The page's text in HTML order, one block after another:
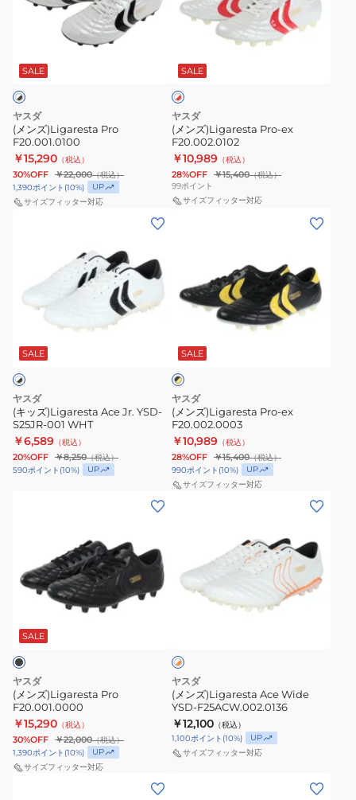
F20.001.0100
SALE
ヤスダ
(メンズ)Ligaresta Pro
F20.001.0100
￥15,290 （税込）
30%OFF ￥22,000（税込）
1,390ポイント (10%)
UP
サイズフィッター対応
ex
F20.002.0102
SALE
ホ
ッ
ド
ヤスダ
(メンズ)Ligaresta Pro-ex
F20.002.0102
￥10,989 （税込）
28%OFF ￥15,400（税込）
99ポイント
サイズフィッター対応
ズ)Ligaresta
Jr.
YSD-
001
WHT
SALE
ヤスダ
(キッズ)Ligaresta Ace Jr. YSD-
S25JR-001 WHT
￥6,589 （税込）
20%OFF ￥8,250（税込）
590ポイント (10%) UP
ex
F20.002.0003
SALE
ブ
エ
ロ
ー
ヤスダ
(メンズ)Ligaresta Pro-ex
F20.002.0003
￥10,989 （税込）
28%OFF ￥15,400（税込）
990ポイント (10%)
UP
サイズフィッター対応
F20.001.0000
SALE
ヤスダ
(メンズ)Ligaresta Pro
F20.001.0000
￥15,290 （税込）
30%OFF ￥22,000（税込）
1,390ポイント (10%)
UP
サイズフィッター対応
Wide
YSD-
F25ACW.002.0136
ホ
レ
ン
ジ
ヤスダ
(メンズ)Ligaresta Ace Wide
YSD-F25ACW.002.0136
￥12,100 （税込）
1,100ポイント (10%)
UP
サイズフィッター対応